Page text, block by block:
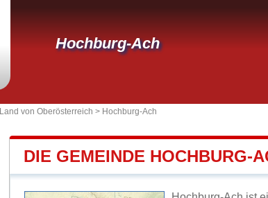
Hochburg-Ach
Land von Oberösterreich > Hochburg-Ach
DIE GEMEINDE HOCHBURG-